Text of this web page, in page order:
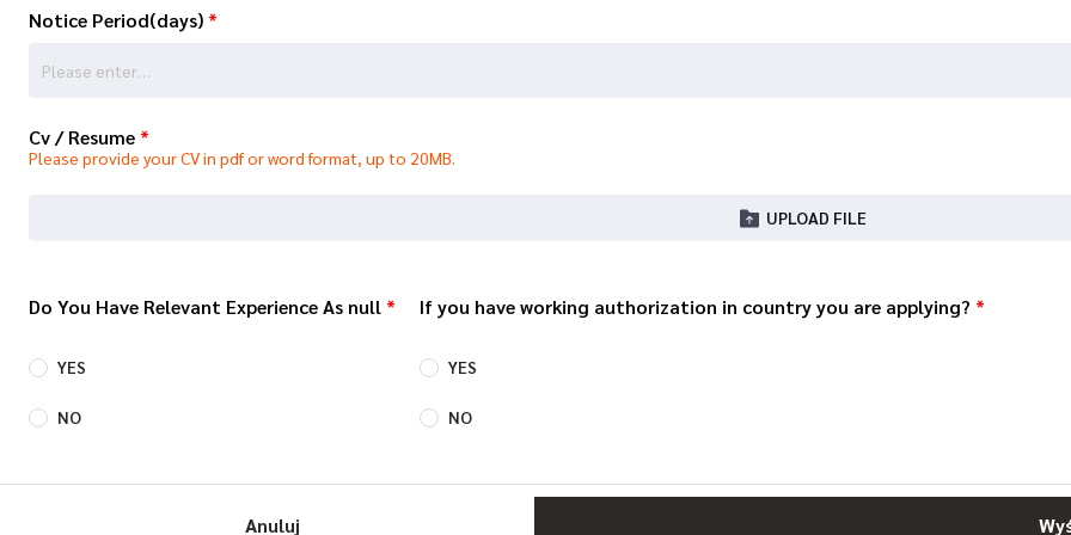
Notice Period(days) *
Cv / Resume *
Please provide your CV in pdf or word format, up to 20MB.
UPLOAD FILE
Do You Have Relevant Experience As null *
YES
NO
If you have working authorization in country you are applying? *
YES
NO
Anuluj